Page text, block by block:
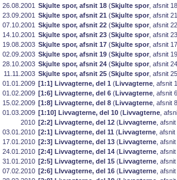
26.08.2001 Skjulte spor, afsnit 18 (Skjulte spor , afsnit
23.09.2001 Skjulte spor, afsnit 21 (Skjulte spor , afsnit
07.10.2001 Skjulte spor, afsnit 22 (Skjulte spor , afsnit
14.10.2001 Skjulte spor, afsnit 23 (Skjulte spor , afsnit
19.08.2003 Skjulte spor, afsnit 17 (Skjulte spor , afsnit
02.09.2003 Skjulte spor, afsnit 19 (Skjulte spor , afsnit
28.10.2003 Skjulte spor, afsnit 24 (Skjulte spor , afsnit
11.11.2003 Skjulte spor, afsnit 25 (Skjulte spor , afsnit
01.01.2009 [1:1] Livvagterne, del 1 (Livvagterne , afsnit
01.02.2009 [1:6] Livvagterne, del 6 (Livvagterne , afsnit
15.02.2009 [1:8] Livvagterne, del 8 (Livvagterne , afsnit
01.03.2009 [1:10] Livvagterne, del 10 (Livvagterne ,
2010 [2:2] Livvagterne, del 12 (Livvagterne ,
03.01.2010 [2:1] Livvagterne, del 11 (Livvagterne ,
17.01.2010 [2:3] Livvagterne, del 13 (Livvagterne ,
24.01.2010 [2:4] Livvagterne, del 14 (Livvagterne ,
31.01.2010 [2:5] Livvagterne, del 15 (Livvagterne ,
07.02.2010 [2:6] LIvvagterne, del 16 (Livvagterne ,